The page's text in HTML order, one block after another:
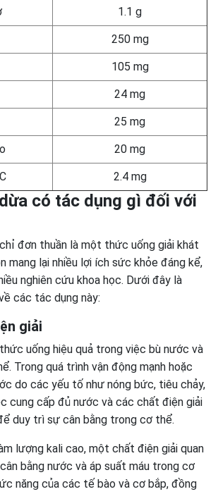
1.1 g
250 mg
105 mg
24 mg
25 mg
20 mg
2.4 mg
có tác dụng gì đối với
đơn thuần là một thức uống giải khát
mang lại nhiều lợi ích sức khỏe đáng kể,
nghiên cứu khoa học. Dưới đây là
các tác dụng này:
giải
uống hiệu quả trong việc bù nước và
Trong quá trình vận động mạnh hoặc
do các yếu tố như nóng bức, tiêu chảy,
cung cấp đủ nước và các chất điện giải
duy trì sự cân bằng trong cơ thể.
lượng kali cao, một chất điện giải quan
bằng nước và áp suất máu trong cơ
năng của các tế bào và cơ bắp, đồng